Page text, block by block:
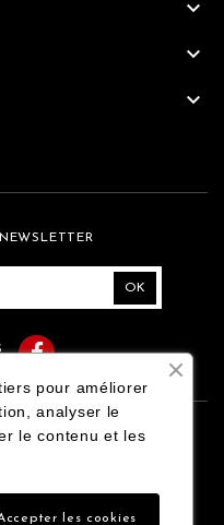



Facebook
de vente
pour améliorer
analyser le
le contenu et les
les cookies